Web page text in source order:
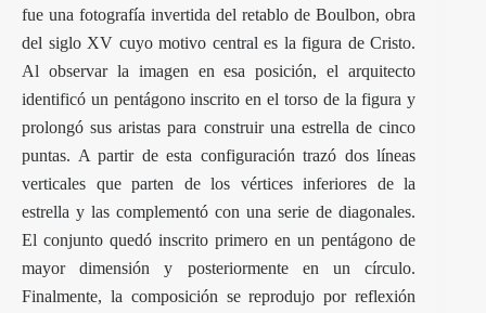
fue una fotografía invertida del retablo de Boulbon, obra
del siglo XV cuyo motivo central es la figura de Cristo.
Al observar la imagen en esa posición, el arquitecto
identificó un pentágono inscrito en el torso de la figura y
prolongó sus aristas para construir una estrella de cinco
puntas. A partir de esta configuración trazó dos líneas
verticales que parten de los vértices inferiores de la
estrella y las complementó con una serie de diagonales.
El conjunto quedó inscrito primero en un pentágono de
mayor dimensión y posteriormente en un círculo.
Finalmente, la composición se reprodujo por reflexión